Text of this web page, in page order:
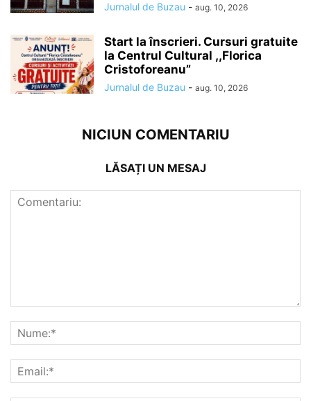
Jurnalul de Buzau - aug. 10, 2026
Start la înscrieri. Cursuri gratuite
la Centrul Cultural ,,Florica
Cristoforeanu”
Jurnalul de Buzau - aug. 10, 2026
NICIUN COMENTARIU
LĂSAȚI UN MESAJ